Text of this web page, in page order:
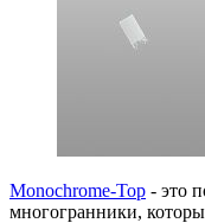
Monochrome-Top - это
многогранники,